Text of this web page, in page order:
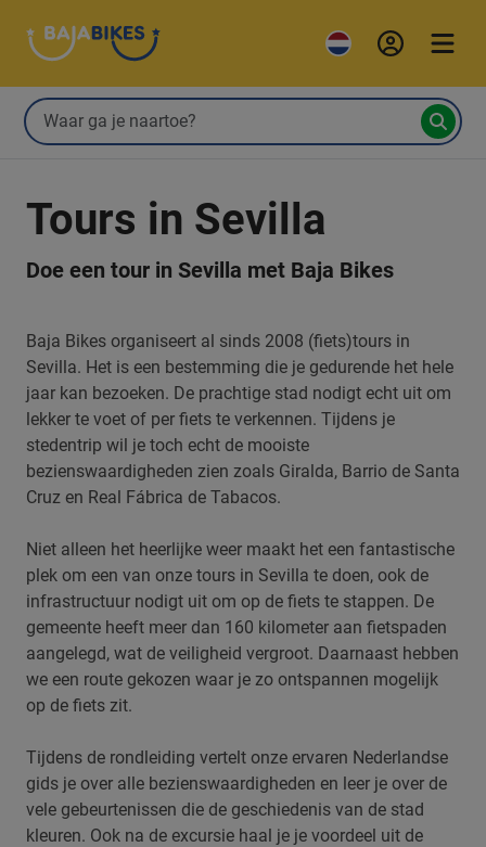
Tours in Sevilla
Doe een tour in Sevilla met Baja Bikes
Baja Bikes organiseert al sinds 2008 (fiets)tours in
Sevilla. Het is een bestemming die je gedurende het hele
jaar kan bezoeken. De prachtige stad nodigt echt uit om
lekker te voet of per fiets te verkennen. Tijdens je
stedentrip wil je toch echt de mooiste
bezienswaardigheden zien zoals Giralda, Barrio de Santa
Cruz en Real Fábrica de Tabacos.
Niet alleen het heerlijke weer maakt het een fantastische
plek om een van onze tours in Sevilla te doen, ook de
infrastructuur nodigt uit om op de fiets te stappen. De
gemeente heeft meer dan 160 kilometer aan fietspaden
aangelegd, wat de veiligheid vergroot. Daarnaast hebben
we een route gekozen waar je zo ontspannen mogelijk
op de fiets zit.
Tijdens de rondleiding vertelt onze ervaren Nederlandse
gids je over alle bezienswaardigheden en leer je over de
vele gebeurtenissen die de geschiedenis van de stad
kleuren. Ook na de excursie haal je je voordeel uit de